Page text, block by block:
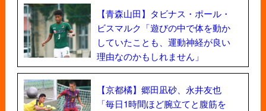
【青森山田】タビナス・ポール・
ビスマルク「遊びの中で体を動か
していたことも、運動神経が良い
理由なのかもしれません」
【京都橘】郷田凪砂、永井友也
「毎日1時間ほど腕立てと腹筋を